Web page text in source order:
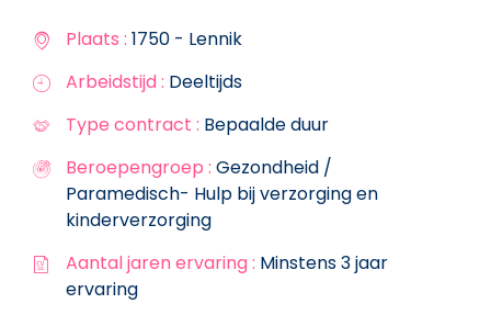
Plaats : 1750 - Lennik
Arbeidstijd : Deeltijds
Type contract : Bepaalde duur
Beroepengroep : Gezondheid /
Paramedisch- Hulp bij verzorging en
kinderverzorging
Aantal jaren ervaring : Minstens 3 jaar
ervaring